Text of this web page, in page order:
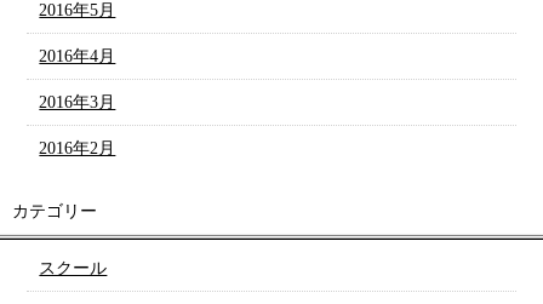
2016年5月
2016年4月
2016年3月
2016年2月
カテゴリー
スクール